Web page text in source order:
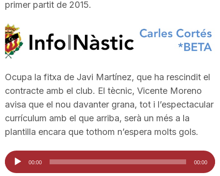
a
d
e
T
primer partit de 2015.
Ocupa la fitxa de Javi Martínez, que ha rescindit el
contracte amb el club. El tècnic, Vicente Moreno
avisa que el nou davanter grana, tot i l’espectacular
currículum amb el que arriba, serà un més a la
plantilla encara que tothom n’espera molts gols.
Reproductor
d'àudio
00:00 00:00